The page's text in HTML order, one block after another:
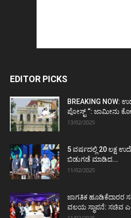
EDITOR PICKS
BREAKING
ಪೋಸ್ಟ್‌ “: ಜಾಮೀನು
13/02/2025
5 ವರ್ಷದಲ್ಲಿ 20 ಲಕ್ಷ
ಬಿಡುಗಡೆ ಮಾಡಿದ...
11/02/2025
ಜಾಗತಿಕ ಹೂಡಿಕೆದಾರರ
ವಲಯ ಸ್ಥಾಪನೆ: ಸಚಿವ